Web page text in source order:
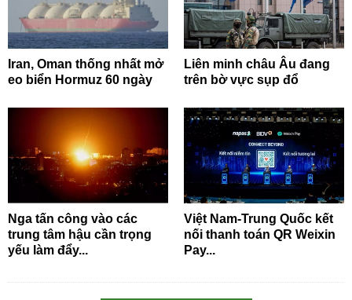
Iran, Oman thống nhất mở
eo biển Hormuz 60 ngày
Liên minh châu Âu đang
trên bờ vực sụp đổ
Nga tấn công vào các
trung tâm hậu cần trọng
yếu làm đẩy...
Việt Nam-Trung Quốc kết
nối thanh toán QR Weixin
Pay...